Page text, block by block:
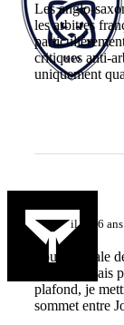
Les anglo-
les arbitres
critiques anti-
uniquement
il y a 6 ans
Pour la finale
aussi mauvais
plafond, je
sommet entre